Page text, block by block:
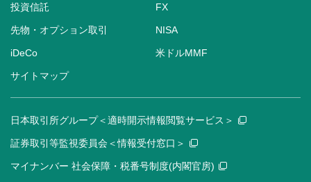
投資信託 FX
先物・オプション取引 NISA
iDeCo 米ドルMMF
サイトマップ
日本取引所グループ＜適時開示情報閲覧サービス＞
証券取引等監視委員会＜情報受付窓口＞
マイナンバー 社会保障・税番号制度(内閣官房)